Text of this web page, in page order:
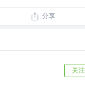
分享
关注